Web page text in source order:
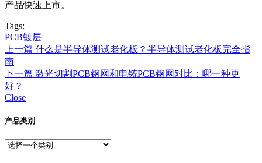
产品快速上市。
Tags:
PCB镀层
上一篇 什么是半导体测试老化板？半导体测试老化板完全指
南
下一篇 激光切割PCB钢网和电铸PCB钢网对比：哪一种更
好？
Close
产品类别